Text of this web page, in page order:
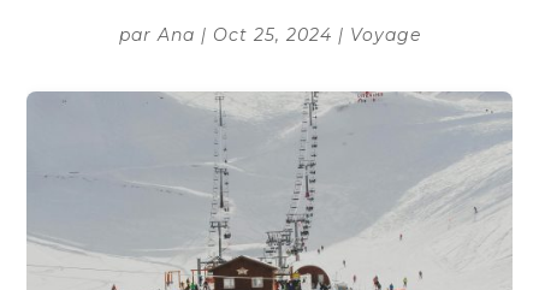
parAna | Oct 25, 2024 | Voyage